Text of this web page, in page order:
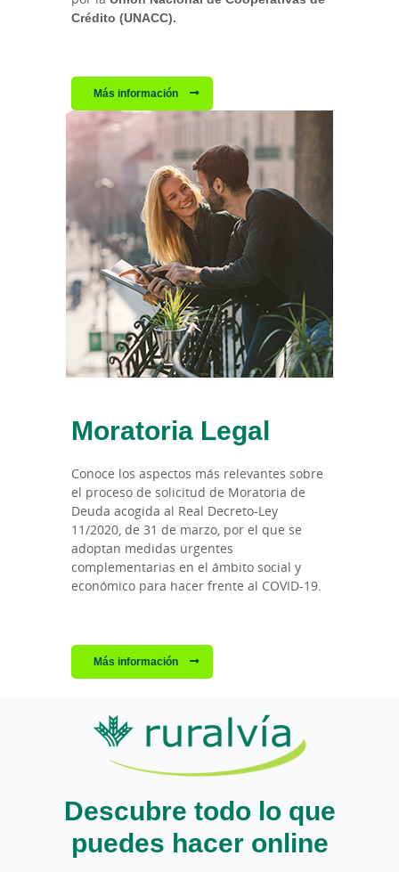
Crédito (UNACC).
Más información
Moratoria Legal
Conoce los aspectos más relevantes sobre
el proceso de solicitud de Moratoria de
Deuda acogida al Real Decreto-Ley
11/2020, de 31 de marzo, por el que se
adoptan medidas urgentes
complementarias en el ámbito social y
económico para hacer frente al COVID-19.
Más información
Descubre todo lo que
puedes hacer online